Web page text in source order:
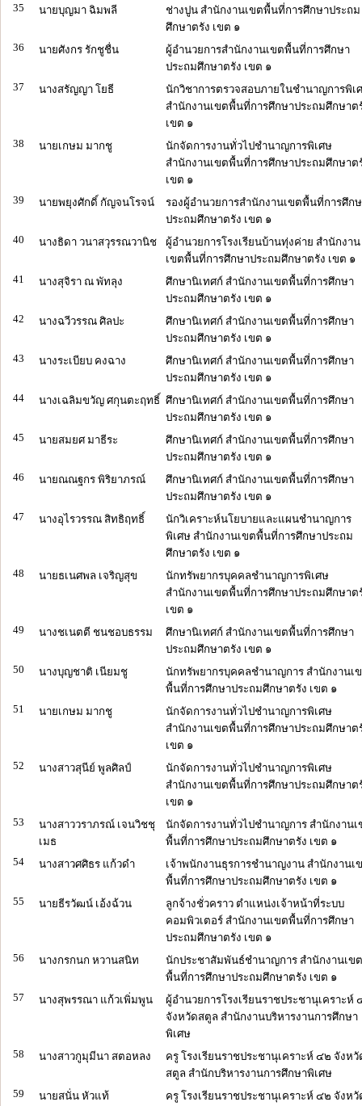
35
นายบุญมา ฉิมพลี
ช่างปูน สำนักงานเขตพื้นที่การศึกษาประถม
ศึกษาตรัง เขต ๑
36
นายศังกร รักชูชื่น
ผู้อำนวยการสำนักงานเขตพื้นที่การศึกษา
ประถมศึกษาตรัง เขต ๑
37
นางสรัญญา โยธี
นักวิชาการตรวจสอบภายในชำนาญการพิเ
สำนักงานเขตพื้นที่การศึกษาประถมศึกษาต
เขต ๑
38
นายเกษม มากชู
นักจัดการงานทั่วไปชำนาญการพิเศษ
สำนักงานเขตพื้นที่การศึกษาประถมศึกษาต
เขต ๑
39
นายพยุงศักดิ์ กัญจนโรจน์
รองผู้อำนวยการสำนักงานเขตพื้นที่การศึก
ประถมศึกษาตรัง เขต ๑
40
นางธิดา วนาสวุรรณวานิช
ผู้อำนวยการโรงเรียนบ้านทุ่งค่าย สำนักงาน
เขตพื้นที่การศึกษาประถมศึกษาตรัง เขต ๑
41
นางสุจิรา ณ พัทลุง
ศึกษานิเทศก์ สำนักงานเขตพื้นที่การศึกษา
ประถมศึกษาตรัง เขต ๑
42
นางฉวีวรรณ ศิลปะ
ศึกษานิเทศก์ สำนักงานเขตพื้นที่การศึกษา
ประถมศึกษาตรัง เขต ๑
43
นางระเบียบ คงฉาง
ศึกษานิเทศก์ สำนักงานเขตพื้นที่การศึกษา
ประถมศึกษาตรัง เขต ๑
44
นางเฉลิมขวัญ ศกุนตะฤทธิ์ ศึกษานิเทศก์ สำนักงานเขตพื้นที่การศึกษา
ประถมศึกษาตรัง เขต ๑
45
นายสมยศ มาธีระ
ศึกษานิเทศก์ สำนักงานเขตพื้นที่การศึกษา
ประถมศึกษาตรัง เขต ๑
46
นายณณฐกร พิริยาภรณ์
ศึกษานิเทศก์ สำนักงานเขตพื้นที่การศึกษา
ประถมศึกษาตรัง เขต ๑
47
นางอุไรวรรณ สิทธิฤทธิ์
นักวิเคราะห์นโยบายและแผนชำนาญการ
พิเศษ สำนักงานเขตพื้นที่การศึกษาประถม
ศึกษาตรัง เขต ๑
48
นายธเนศพล เจริญสุข
นักทรัพยากรบุคคลชำนาญการพิเศษ
สำนักงานเขตพื้นที่การศึกษาประถมศึกษาต
เขต ๑
49
นางชเนตตี ชนชอบธรรม
ศึกษานิเทศก์ สำนักงานเขตพื้นที่การศึกษา
ประถมศึกษาตรัง เขต ๑
50
นางบุญชาติ เนียมชู
นักทรัพยากรบุคคลชำนาญการ สำนักงานเ
พื้นที่การศึกษาประถมศึกษาตรัง เขต ๑
51
นายเกษม มากชู
นักจัดการงานทั่วไปชำนาญการพิเศษ
สำนักงานเขตพื้นที่การศึกษาประถมศึกษาต
เขต ๑
52
นางสาวสุนีย์ พูลศิลป์
นักจัดการงานทั่วไปชำนาญการพิเศษ
สำนักงานเขตพื้นที่การศึกษาประถมศึกษาต
เขต ๑
53
นางสาววราภรณ์ เจนวิชชุ
เมธ
นักจัดการงานทั่วไปชำนาญการ สำนักงานเ
พื้นที่การศึกษาประถมศึกษาตรัง เขต ๑
54
นางสาวศศิธร แก้วดำ
เจ้าพนักงานธุรการชำนาญงาน สำนักงานเ
พื้นที่การศึกษาประถมศึกษาตรัง เขต ๑
55
นายธีรวัฒน์ เอ้งฉ้วน
ลูกจ้างชั่วคราว ตำแหน่งเจ้าหน้าที่ระบบ
คอมพิวเตอร์ สำนักงานเขตพื้นที่การศึกษา
ประถมศึกษาตรัง เขต ๑
56
นางกรกนก หวานสนิท
นักประชาสัมพันธ์ชำนาญการ สำนักงานเขต
พื้นที่การศึกษาประถมศึกษาตรัง เขต ๑
57
นางสุพรรณา แก้วเพิ่มพูน
ผู้อำนวยการโรงเรียนราชประชานุเคราะห์
จังหวัดสตูล สำนักงานบริหารงานการศึกษา
พิเศษ
58
นางสาวกูมุมีนา สตอหลง
ครู โรงเรียนราชประชานุเคราะห์ ๔๒ จังหวั
สตูล สำนักบริหารงานการศึกษาพิเศษ
59
นายสนั่น หัวแท้ ครู โรงเรียนราชประชานุเคราะห์ ๔๒ จังหวั